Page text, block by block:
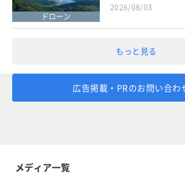
ドローン
2026/08/03
もっと見る
広告掲載・PRのお問い合わ
メディア一覧